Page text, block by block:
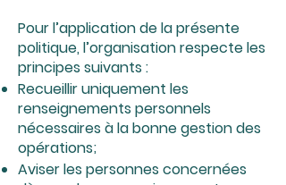
Pour l’application de la présente
politique, l’organisation respecte les
principes suivants :
Recueillir uniquement les
renseignements personnels
nécessaires à la bonne gestion des
opérations;
Aviser les personnes concernées